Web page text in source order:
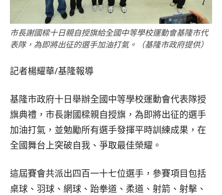
市長謝國樑十日親自授旗給全國中等學校運動會基隆市代
表隊，為即將出征的選手加油打氣。（基隆市政府提供）
記者楊耀華∕基隆報導
基隆市政府十日舉辦全國中等學校運動會代表隊授
旗典禮，市長謝國樑親自授旗，為即將出征的選手
加油打氣，並勉勵所有選手發揮平時訓練成果，在
全國舞台上突破自我、爭取最佳榮耀。
這屆賽會共派出四百一十七位選手，參賽項目包括
桌球、羽球、網球、跆拳道、柔道、射箭、射擊、